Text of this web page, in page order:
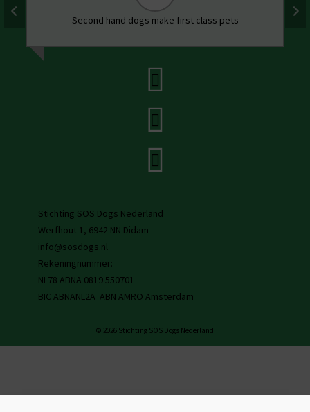
Second hand dogs make first class pets
Stichting SOS Dogs Nederland
Werfhout 1, 6942 NN Didam
info@sosdogs.nl
Rekeningnummer:
NL78 ABNA 0819 550701
BIC ABNANL2A ABN AMRO Amsterdam
© 2026 Stichting SOS Dogs Nederland